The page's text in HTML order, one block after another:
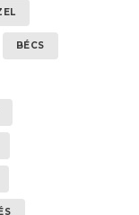
BÉCS